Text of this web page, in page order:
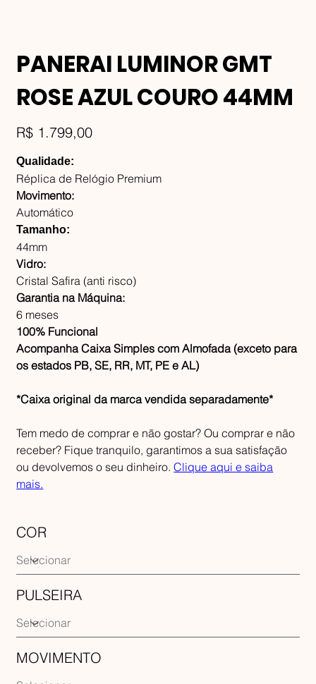
PANERAI LUMINOR GMT
ROSE AZUL COURO 44MM
Preço
R$ 1.799,00
Qualidade:
Réplica de Relógio Premium
Movimento:
Automático
Tamanho:
44mm
Vidro:
Cristal Safira (anti risco)
Garantia na Máquina:
6 meses
100% Funcional
Acompanha Caixa Simples com Almofada (exceto para
os estados PB, SE, RR, MT, PE e AL)
*Caixa original da marca vendida separadamente*
Tem medo de comprar e não gostar? Ou comprar e não
receber? Fique tranquilo, garantimos a sua satisfação
ou devolvemos o seu dinheiro.Clique aqui e saiba
mais.
COR
PULSEIRA
MOVIMENTO